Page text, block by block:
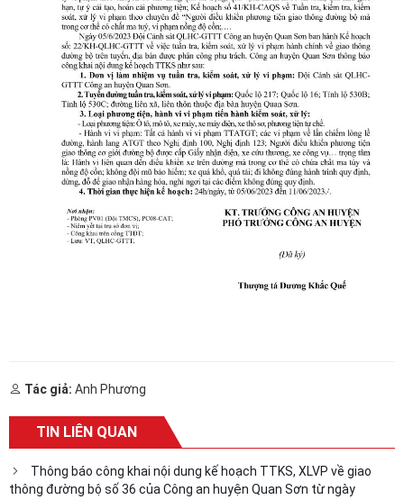
Tác giả: Anh Phương
TIN LIÊN QUAN
Thông báo công khai nội dung kế hoạch TTKS, XLVP về giao
thông đường bộ số 36 của Công an huyện Quan Sơn từ ngày